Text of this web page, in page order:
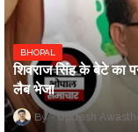
BHOPAL
शिवराज सिंह के बेटे का
लैब भेजा
Updesh